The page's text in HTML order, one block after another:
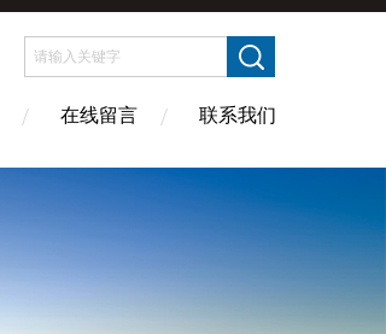
在线留言 联系我们